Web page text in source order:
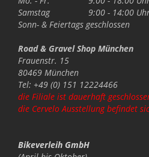
Samstag
9:00 - 14:00
Sonn- & Feiertags geschlossen
Road & Gravel Shop München
Frauenstr. 15
80469 München
Tel: +49 (0) 151 12224466
die Filiale ist dauerhaft
die Cervelo Ausstellung befindet
Bikeverleih GmbH